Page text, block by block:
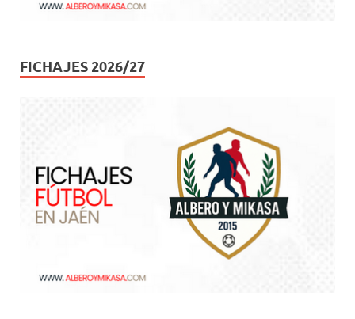
FICHAJES 2026/27